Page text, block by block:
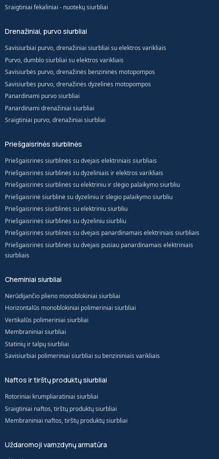
Sraigtiniai fekaliniai - nuotekų siurbliai
Drenažiniai, purvo siurbliai
Savisiurbiai purvo, drenažiniai siurbliai su elektros varikliais
Purvo, dumblo siurbliai su elektros varikliais
Savisiurbės purvo, drenažinės benzininės motopompos
Savisiurbės purvo, drenažinės dyzelinės motopompos
Panardinami purvo siurbliai
Panardinami drenažiniai siurbliai
Sraigtiniai purvo, drenažiniai siurbliai
Priešgaisrinės siurblinės
Priešgaisrinės siurblinės su dvejais elektriniais siurbliais
Priešgaisrinės siurblinės su dyzeliniais ir elektros varikliais
Priešgaisrinės siurblinės su elektriniu ir slėgio palaikymo siurbliu
Priešgaisrinė siurblinė su dyzeliniu ir slėgio palaikymo siurbliu
Priešgaisrinės siurblinės su elektriniu siurbliu
Priešgaisrinės siurblinės su dyzeliniu siurbliu
Priešgaisrinės siurblinės su dvejais panardinamais elektriniais siurbliais
Priešgaisrinės siurblinės su dvejais pusiau panardinamais elektriniais
siurbliais
Cheminiai siurbliai
Nerūdijančio plieno monoblokiniai siurbliai
Horizontalūs monoblokiniai polimeriniai siurbliai
Vertikalūs polimeriniai siurbliai
Membraniniai siurbliai
Statinių ir talpų siurbliai
Savisiurbiai polimeriniai siurbliai su benzininiais varikliais
Naftos ir tirštų produktų siurbliai
Rotoriniai krumpliaratiniai siurbliai
Sraigtiniai naftos, tirštų produktų siurbliai
Membraniniai naftos, tirštų produktų siurbliai
Uždaromoji vamzdynų armatūra